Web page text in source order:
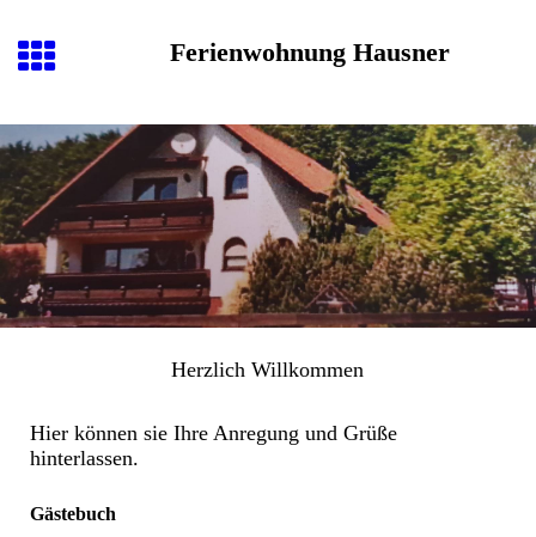
Ferienwohnung Hausner
HerzlichWillkommen
Hier können sie Ihre Anregung und Grüße
hinterlassen.
Gästebuch